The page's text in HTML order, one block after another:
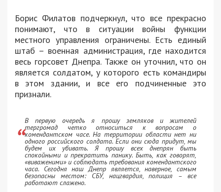
Борис Филатов подчеркнул, что все прекрасно
понимают, что в ситуации войны функции
местного управления ограничены. Есть единый
штаб – военная администрация, где находится
весь горсовет Днепра. Также он уточнил, что он
является солдатом, у которого есть командиры
в этом здании, и все его подчиненные это
признали.
В первую очередь я прошу земляков и жителей
тергромад четко относиться к вопросам о
комендантском часе. На территории области нет ни
одного российского солдата. Если они сюда придут, мы
будем их убивать. Я прошу всех днепрян быть
спокойными и прекратить панику. Быть, как говорят,
«виваженими» и соблюдать требования комендантского
часа. Сегодня наш Днепр является, наверное, самым
безопасны местом: СБУ, нацгвардия, полиция – все
работают слажено.